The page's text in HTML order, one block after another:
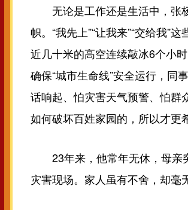
无论是工作还是生活中，张
帜。“我先上”“让我来”“交给我”
近几十米的高空连续敲冰6个小
确保“城市生命线”安全运行，同
话响起、怕灾害天气预警、怕群
如何破坏百姓家园的，所以才更
23年来，他常年无休，母亲
灾害现场。家人虽有不舍，却毫